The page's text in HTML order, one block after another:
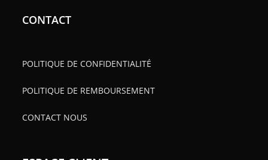
CONTACT
POLITIQUE DE CONFIDENTIALITÉ
POLITIQUE DE REMBOURSEMENT
CONTACT NOUS